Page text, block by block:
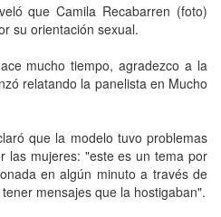
que Camila Recabarren (foto)
su orientación sexual.
mucho tiempo, agradezco a la
relatando la panelista en Mucho
que la modelo tuvo problemas
las mujeres: "este es un tema por
en algún minuto a través de
mensajes que la hostigaban".